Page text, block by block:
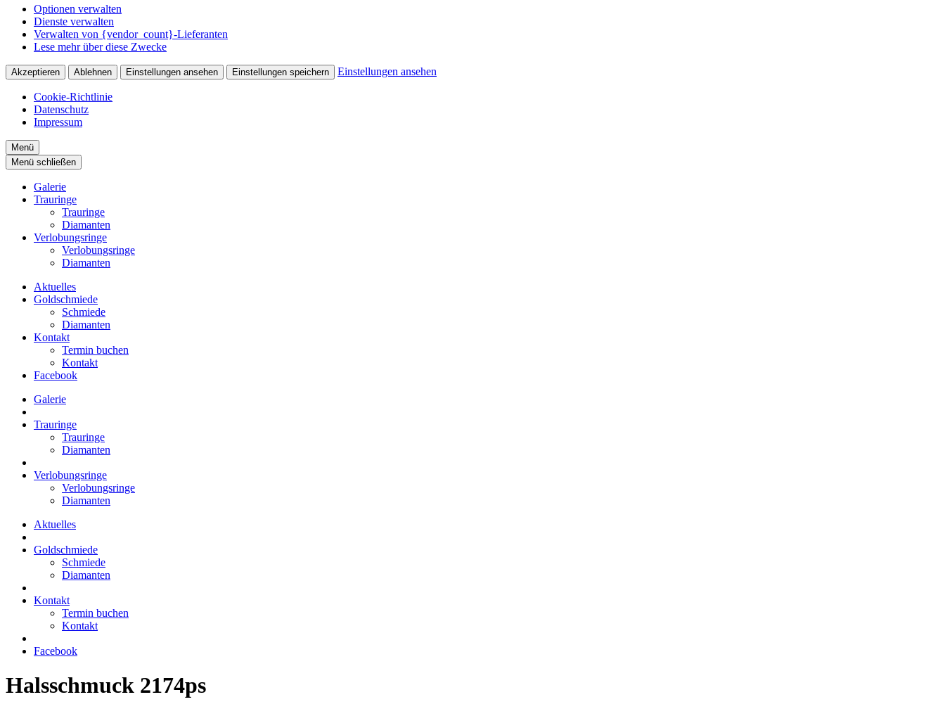
Optionen verwalten
Dienste verwalten
Verwalten von {vendor_count}-Lieferanten
Lese mehr über diese Zwecke
Akzeptieren Ablehnen Einstellungen ansehen Einstellungen speichern Einstellungen ansehen
Cookie-Richtlinie
Datenschutz
Impressum
Menü
Menü schließen
Galerie
Trauringe
Trauringe
Diamanten
Verlobungsringe
Verlobungsringe
Diamanten
Aktuelles
Goldschmiede
Schmiede
Diamanten
Kontakt
Termin buchen
Kontakt
Facebook
Galerie
Trauringe
Trauringe
Diamanten
Verlobungsringe
Verlobungsringe
Diamanten
Aktuelles
Goldschmiede
Schmiede
Diamanten
Kontakt
Termin buchen
Kontakt
Facebook
Halsschmuck 2174ps